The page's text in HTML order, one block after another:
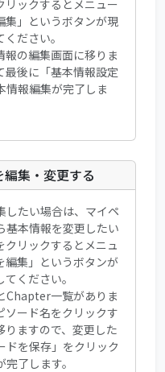
リックするとメニュー
集」というボタンが現
ださい。
の編集画面に移りま
最後に「基本情報設定
情報編集が完了しま
集・変更する
したい場合は、マイペ
基本情報を変更したい
クリックするとメニュ
編集」というボタンが
ください。
Chapter一覧がありま
ソード名をクリックす
りますので、変更した
ドを保存」をクリック
了します。